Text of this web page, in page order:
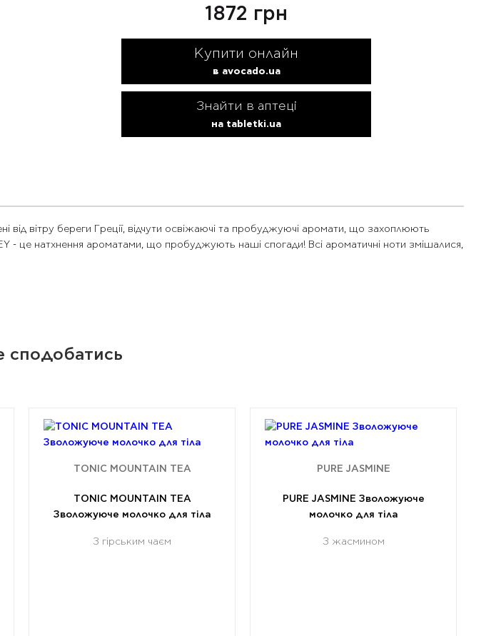
1872 грн
Купити онлайн
в avocado.ua
Знайти в аптеці
на tabletki.ua
вітру береги Греції, відчути освіжаючі та пробуджуючі аромати, що захоплюють
- це натхнення ароматами, що пробуджують наші спогади! Всі ароматичні ноти змішалися,
сподобатись
TONIC MOUNTAIN TEA
TONIC MOUNTAIN TEA
Зволожуюче молочко для тіла
З гірським чаєм
PURE JASMINE
PURE JASMINE Зволожуюче
молочко для тіла
З жасмином